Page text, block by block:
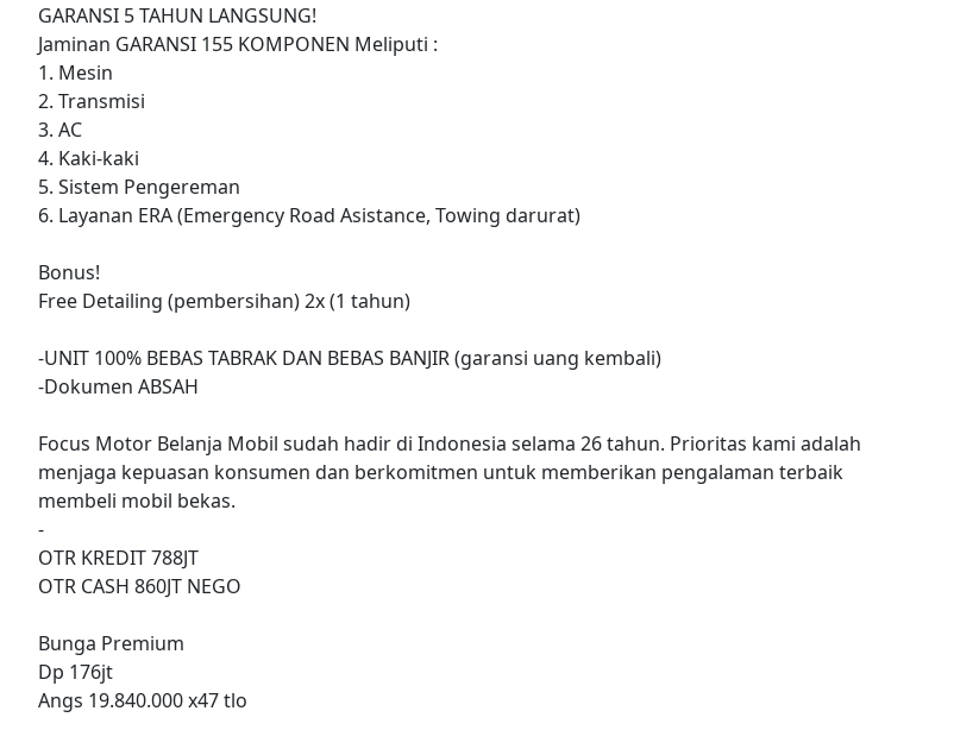
GARANSI 5 TAHUN LANGSUNG!
Jaminan GARANSI 155 KOMPONEN Meliputi :
1. Mesin
2. Transmisi
3. AC
4. Kaki-kaki
5. Sistem Pengereman
6. Layanan ERA (Emergency Road Asistance, Towing darurat)
Bonus!
Free Detailing (pembersihan) 2x (1 tahun)
-UNIT 100% BEBAS TABRAK DAN BEBAS BANJIR (garansi uang kembali)
-Dokumen ABSAH
Focus Motor Belanja Mobil sudah hadir di Indonesia selama 26 tahun. Prioritas kami adalah
menjaga kepuasan konsumen dan berkomitmen untuk memberikan pengalaman terbaik
membeli mobil bekas.
-
OTR KREDIT 788JT
OTR CASH 860JT NEGO
Bunga Premium
Dp 176jt
Angs 19.840.000 x47 tlo